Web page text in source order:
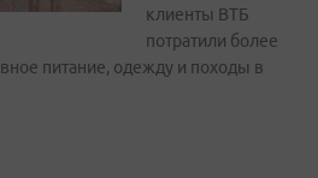
клиенты ВТБ
потратили более
питание, одежду и походы в